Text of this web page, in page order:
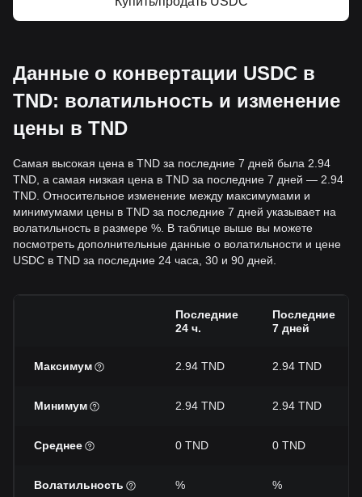
Данные о конвертации USDC в
TND: волатильность и изменение
цены в TND
Самая высокая цена в TND за последние 7 дней была 2.94
TND, а самая низкая цена в TND за последние 7 дней — 2.94
TND. Относительное изменение между максимумами и
минимумами цены в TND за последние 7 дней указывает на
волатильность в размере %. В таблице выше вы можете
посмотреть дополнительные данные о волатильности и цене
USDC в TND за последние 24 часа, 30 и 90 дней.
Последние
24 ч.
Последние
7 дней
Максимум 2.94 TND 2.94 TND
Минимум 2.94 TND 2.94 TND
Среднее 0 TND 0 TND
Волатильность % %